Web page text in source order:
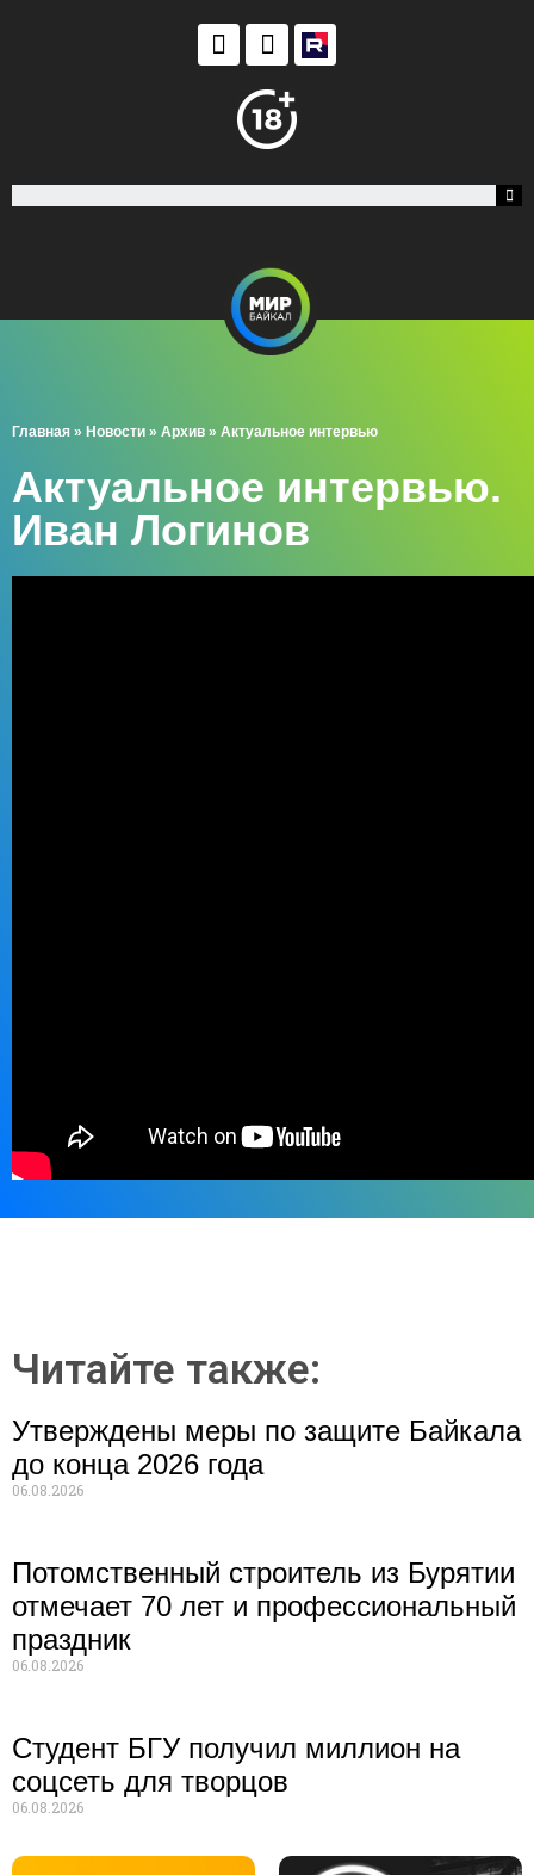
Главная » Новости » Архив » Актуальное интервью
Актуальное интервью.
Иван Логинов
Читайте также:
Утверждены меры по защите Байкала
до конца 2026 года
06.08.2026
Потомственный строитель из Бурятии
отмечает 70 лет и профессиональный
праздник
06.08.2026
Студент БГУ получил миллион на
соцсеть для творцов
06.08.2026